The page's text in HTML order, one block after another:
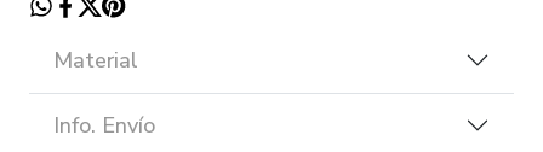
Material
Info. Envío